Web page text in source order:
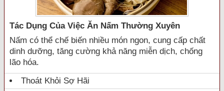
Tác Dụng Của Việc Ăn Nấm Thường Xuyên
Nấm có thể chế biến nhiều món ngon, cung cấp chất
dinh dưỡng, tăng cường khả năng miễn dịch, chống
lão hóa.
Thoát Khỏi Sợ Hãi